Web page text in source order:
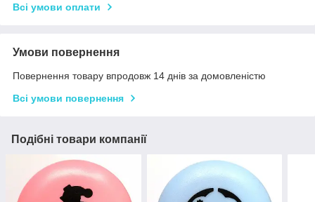
Всі умови оплати
Умови повернення
Повернення товару впродовж 14 днів за домовленістю
Всі умови повернення
Подібні товари компанії